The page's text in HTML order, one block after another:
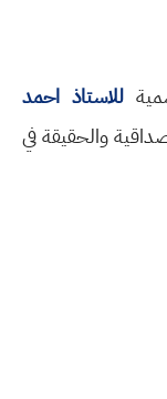
للاستاذ احمد
والحقيقة في